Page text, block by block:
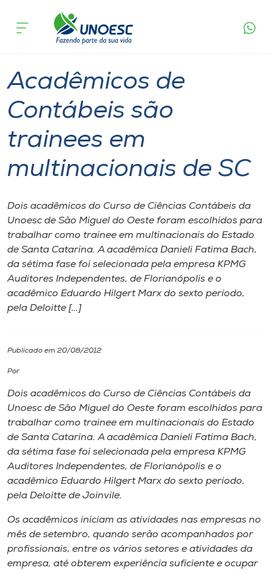
Cursos
Pesquisa
Atendimento ao Estudante
Portal de Ensino
A
Internacionalização
I.nova
Cultura
CPA
Biblioteca
Editora
Rádio
Museu
acontece
Acadêmicos de
Contábeis são
trainees em
multinacionais de SC
Dois acadêmicos do Curso de Ciências Contábeis da
Unoesc de São Miguel do Oeste foram escolhidos para
trabalhar como trainee em multinacionais do Estado
de Santa Catarina. A acadêmica Danieli Fatima Bach,
da sétima fase foi selecionada pela empresa KPMG
Auditores Independentes, de Florianópolis e o
acadêmico Eduardo Hilgert Marx do sexto período,
pela Deloitte […]
Publicado em 20/08/2012
Por
Dois acadêmicos do Curso de Ciências Contábeis da
Unoesc de São Miguel do Oeste foram escolhidos para
trabalhar como trainee em multinacionais do Estado
de Santa Catarina. A acadêmica Danieli Fatima Bach,
da sétima fase foi selecionada pela empresa KPMG
Auditores Independentes, de Florianópolis e o
acadêmico Eduardo Hilgert Marx do sexto período,
pela Deloitte de Joinvile.
Os acadêmicos iniciam as atividades nas empresas no
mês de setembro, quando serão acompanhados por
profissionais, entre os vários setores e atividades da
empresa, até obterem experiência suficiente e ocupar